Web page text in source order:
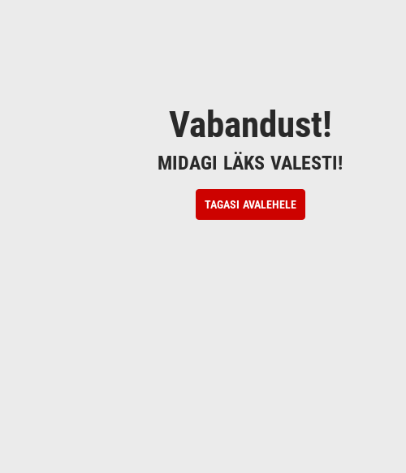
Vabandust!
MIDAGI LÄKS VALESTI!
TAGASI AVALEHELE